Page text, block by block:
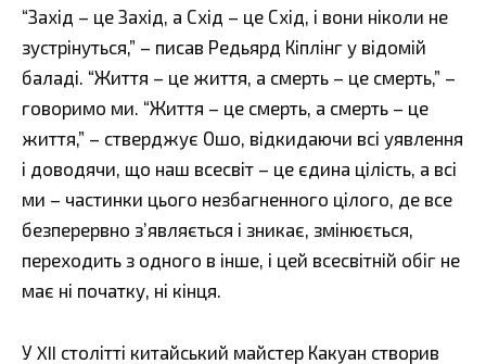
“Захід – це Захід, а Схід – це Схід, і вони ніколи не
зустрінуться,” – писав Редьярд Кіплінг у відомій
баладі. “Життя – це життя, а смерть – це смерть,” –
говоримо ми. “Життя – це смерть, а смерть – це
життя,” – стверджує Ошо, відкидаючи всі уявлення
і доводячи, що наш всесвіт – це єдина цілість, а всі
ми – частинки цього незбагненного цілого, де все
безперервно з’являється і зникає, змінюється,
переходить з одного в інше, і цей всесвітній обіг не
має ні початку, ні кінця.
У XII столітті китайський майстер Какуан створив